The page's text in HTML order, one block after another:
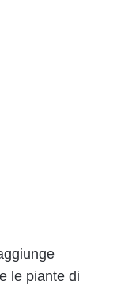
le piante di